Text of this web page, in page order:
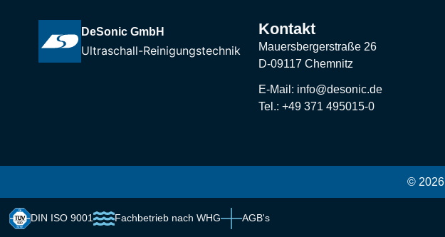
DeSonic GmbH
Ultraschall-Reinigungstechnik
Kontakt
Mauersbergerstraße 26
D-09117 Chemnitz
E-Mail: info@desonic.de
Tel.: +49 371 495015-0
© 2026
DIN ISO 9001 Fachbetrieb nach WHG AGB's